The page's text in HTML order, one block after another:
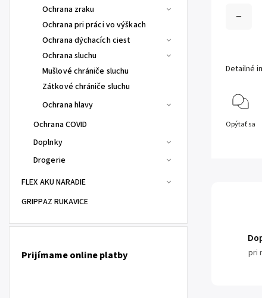
Ochrana zraku
Ochrana pri práci vo výškach
Ochrana dýchacích ciest
Ochrana sluchu
Mušlové chrániče sluchu
Zátkové chrániče sluchu
Ochrana hlavy
Ochrana COVID
Doplnky
Drogerie
FLEX AKU NARADIE
GRIPPAZ RUKAVICE
Prijímame online platby
Detailné
Opýtať sa
pri